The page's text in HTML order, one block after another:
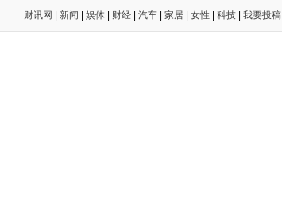
财讯网 新闻 娱体 财经 汽车 家居 女性 科技 我要投稿